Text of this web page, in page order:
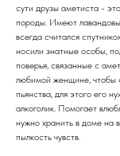
сути друзы аметиста -
породы. Имеют
всегда считался
носили знатные особы,
поверья, связанные с
любимой женщине, чтобы
пьянства, для этого его
алкоголик. Помогает
нужно хранить в доме на
пылкость чувств.